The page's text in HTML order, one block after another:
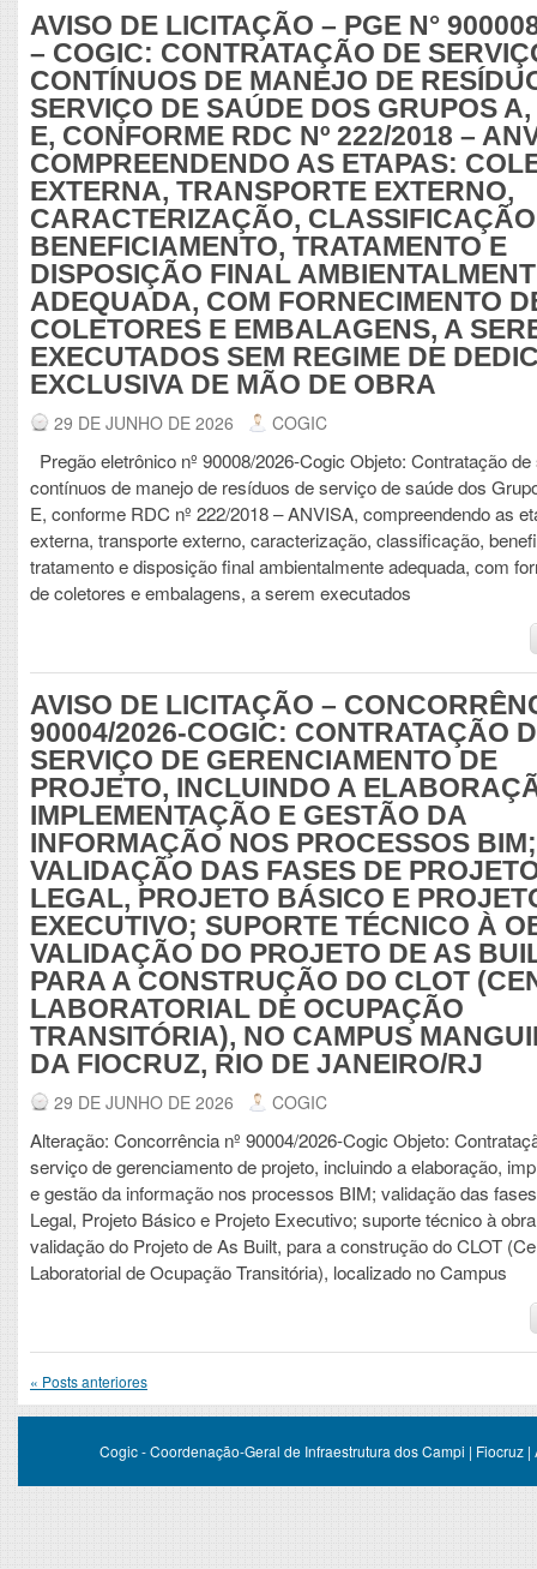
AVISO DE LICITAÇÃO – PGE N°
– COGIC: CONTRATAÇÃO DE
CONTÍNUOS DE MANEJO DE
SERVIÇO DE SAÚDE DOS GRUPOS
E, CONFORME RDC Nº 222/2018 –
COMPREENDENDO AS ETAPAS:
EXTERNA, TRANSPORTE EXTERNO,
CARACTERIZAÇÃO,
BENEFICIAMENTO, TRATAMENTO E
DISPOSIÇÃO FINAL
ADEQUADA, COM FORNECIMENTO
COLETORES E EMBALAGENS, A
EXECUTADOS SEM REGIME DE
EXCLUSIVA DE MÃO DE OBRA
29 DE JUNHO DE 2026 COGIC
Pregão eletrônico nº 90008/2026-Cogic Objeto: Contratação
contínuos de manejo de resíduos de serviço de saúde dos
E, conforme RDC nº 222/2018 – ANVISA, compreendendo as
externa, transporte externo, caracterização, classificação,
tratamento e disposição final ambientalmente adequada, com
de coletores e embalagens, a serem executados
AVISO DE LICITAÇÃO –
90004/2026-COGIC: CONTRATAÇÃO
SERVIÇO DE GERENCIAMENTO DE
PROJETO, INCLUINDO A
IMPLEMENTAÇÃO E GESTÃO DA
INFORMAÇÃO NOS PROCESSOS BIM;
VALIDAÇÃO DAS FASES DE
LEGAL, PROJETO BÁSICO E
EXECUTIVO; SUPORTE TÉCNICO À
VALIDAÇÃO DO PROJETO DE AS
PARA A CONSTRUÇÃO DO CLOT
LABORATORIAL DE OCUPAÇÃO
TRANSITÓRIA), NO CAMPUS
DA FIOCRUZ, RIO DE JANEIRO/RJ
29 DE JUNHO DE 2026 COGIC
Alteração: Concorrência nº 90004/2026-Cogic Objeto:
serviço de gerenciamento de projeto, incluindo a elaboração,
e gestão da informação nos processos BIM; validação das
Legal, Projeto Básico e Projeto Executivo; suporte técnico à
validação do Projeto de As Built, para a construção do CLOT
Laboratorial de Ocupação Transitória), localizado no Campus
« Posts anteriores
Cogic - Coordenação-Geral de Infraestrutura dos Campi | Fiocruz